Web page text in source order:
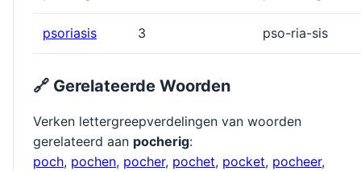
psoriasis 3 pso-ria-sis
🔗 Gerelateerde Woorden
Verken lettergreepverdelingen van woorden
gerelateerd aan pocherig:
poch, pochen, pocher, pochet, pocket, pocheer,